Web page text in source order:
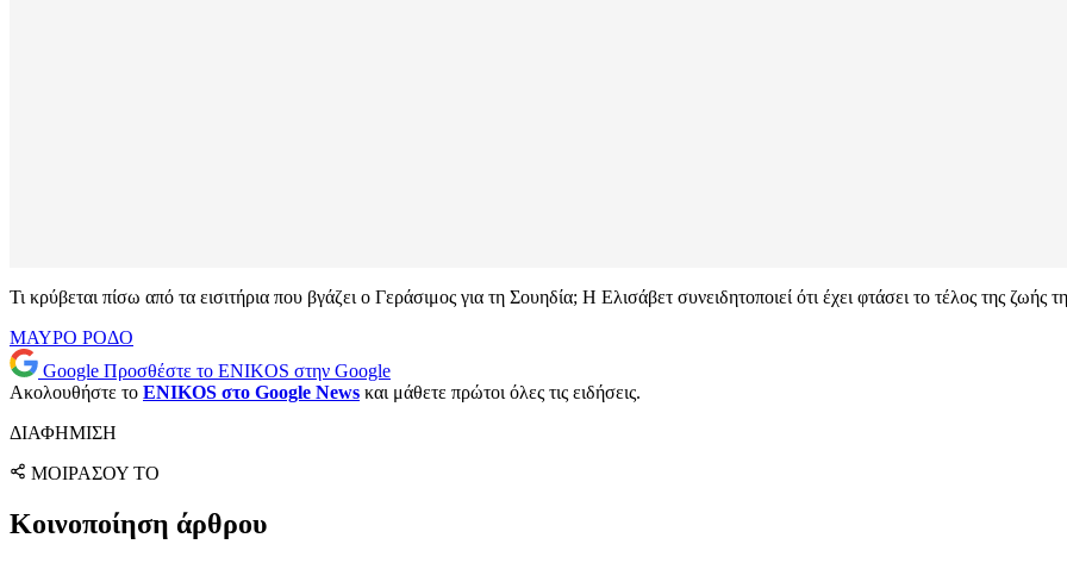
Τι κρύβεται πίσω από τα εισιτήρια που βγάζει ο Γεράσιμος για τη Σουηδία; Η Ελισάβετ συνειδητοποιεί ότι έχει φτάσει το τέλος της ζωής
ΜΑΥΡΟ ΡΟΔΟ
Google Προσθέστε το ENIKOS στην Google
Ακολουθήστε το ENIKOS στο Google News και μάθετε πρώτοι όλες τις ειδήσεις.
ΔΙΑΦΗΜΙΣΗ
ΜΟΙΡΑΣΟΥ ΤΟ
Κοινοποίηση άρθρου